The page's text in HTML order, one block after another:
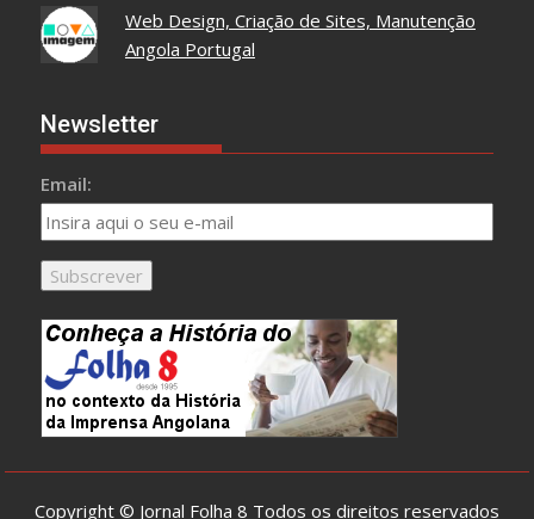
Web Design, Criação de Sites, Manutenção
Angola Portugal
Newsletter
Email:
Copyright © Jornal Folha 8 Todos os direitos reservados